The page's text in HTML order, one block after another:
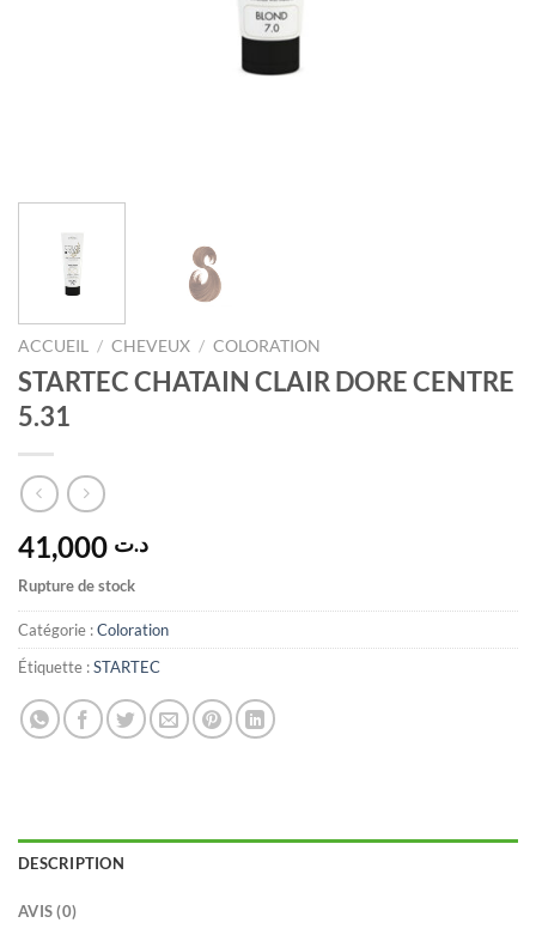
ACCUEIL / CHEVEUX / COLORATION
STARTEC CHATAIN CLAIR DORE CENTRE
5.31
د.ت
Rupture de stock
Catégorie :Coloration
Étiquette :STARTEC
DESCRIPTION
AVIS (0)